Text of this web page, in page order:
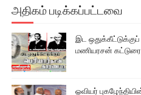
அதிகம் படிக்கப்பட்டவை
இட
மணியரசன்
ஓவியர்